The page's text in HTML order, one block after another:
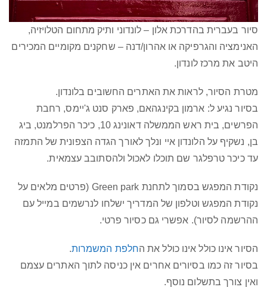
סיור בעברית בהדרכת אלון – לונדוני ותיק מתחום הטלויזיה,
האנימציה והגרפיקה או אהרון/דנה – שחקנים מקומיים המכירים
היטב את מרכז לונדון.
מטרת הסיור, לראות את האתרים החשובים בלונדון.
בסיור נגיע ל: ארמון בקינגהאם, פארק סנט ג'יימס, רחבת
הפרשים, בית ראש הממשלה דאונינג 10, כיכר הפרלמנט, ביג
בן, נשקיף על הלונדון איי ונלך לאורך הגדה הצפונית של התמזה
עד כיכר טרפלגר שם תוכלו לאכול ולהסתובב עצמאית.
נקודת המפגש בסמוך לתחנת Green park (פרטים מלאים על
נקודת המפגש וטלפון של המדריך ישלחו לנרשמים במייל עם
ההרשמה לסיור). אפשרי גם כסיור פרטי.
הסיור אינו כולל אינו כולל את החלפת המשמרות.
בסיור זה כמו בסיורים אחרים אין כניסה לתוך האתרים עצמם
ואין צורך בתשלום נוסף.